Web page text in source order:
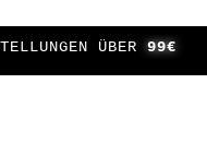
ÜBER 99€